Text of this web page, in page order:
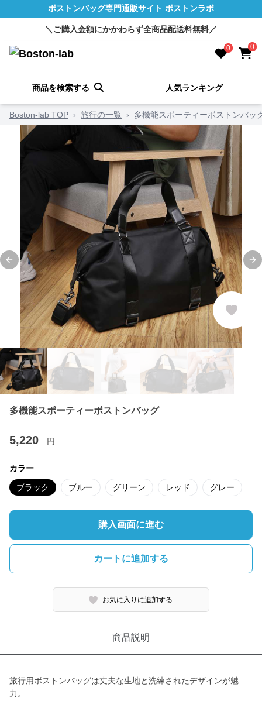
ボストンバッグ専門通販サイト ボストンラボ
＼ご購入金額にかかわらず全商品配送料無料／
0 0
商品を検索する 人気ランキング
Boston-lab TOP › 旅行の一覧 › 多機能スポーティーボストンバッ
Previous slide
多機能スポーティーボストンバッグ
5,220 円
カラー
ブラック ブルー グリーン レッド グレー
購入画面に進む
カートに追加する
お気に入りに追加する
商品説明
旅行用ボストンバッグは丈夫な生地と洗練されたデザインが魅
力。